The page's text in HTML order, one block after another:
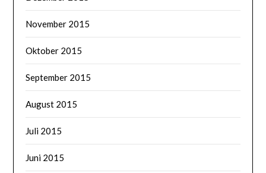
November 2015
Oktober 2015
September 2015
August 2015
Juli 2015
Juni 2015